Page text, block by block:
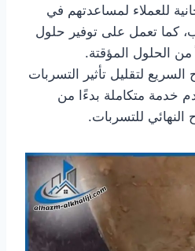
للعملاء لمساعدتهم في
كما تعمل على توفير حلول
من الحلول المؤقتة.
لتقليل تأثير التسربات
خدمة متكاملة بدءًا من
للتسربات.